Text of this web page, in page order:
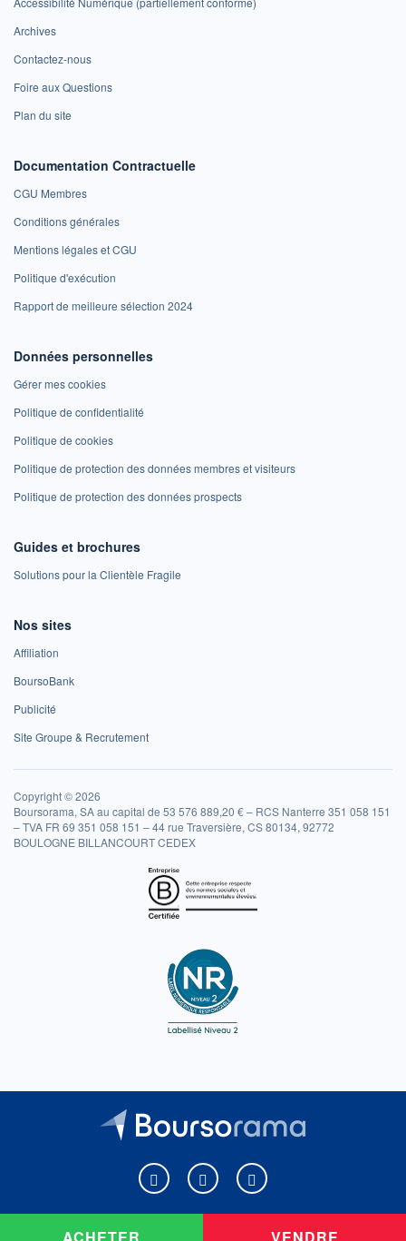
ACHETER VENDRE
Archives
Contactez-nous
Foire aux Questions
Plan du site
Documentation Contractuelle
CGU Membres
Conditions générales
Mentions légales et CGU
Politique d'exécution
Rapport de meilleure sélection 2024
Données personnelles
Gérer mes cookies
Politique de confidentialité
Politique de cookies
Politique de protection des données membres et visiteurs
Politique de protection des données prospects
Guides et brochures
Solutions pour la Clientèle Fragile
Nos sites
Affiliation
BoursoBank
Publicité
Site Groupe & Recrutement
Copyright © 2026
Boursorama, SA au capital de 53 576 889,20 € – RCS Nanterre 351 058 151
– TVA FR 69 351 058 151 – 44 rue Traversière, CS 80134, 92772
BOULOGNE BILLANCOURT CEDEX
Boursorama sur Facebook
Boursorama sur XBoursorama sur